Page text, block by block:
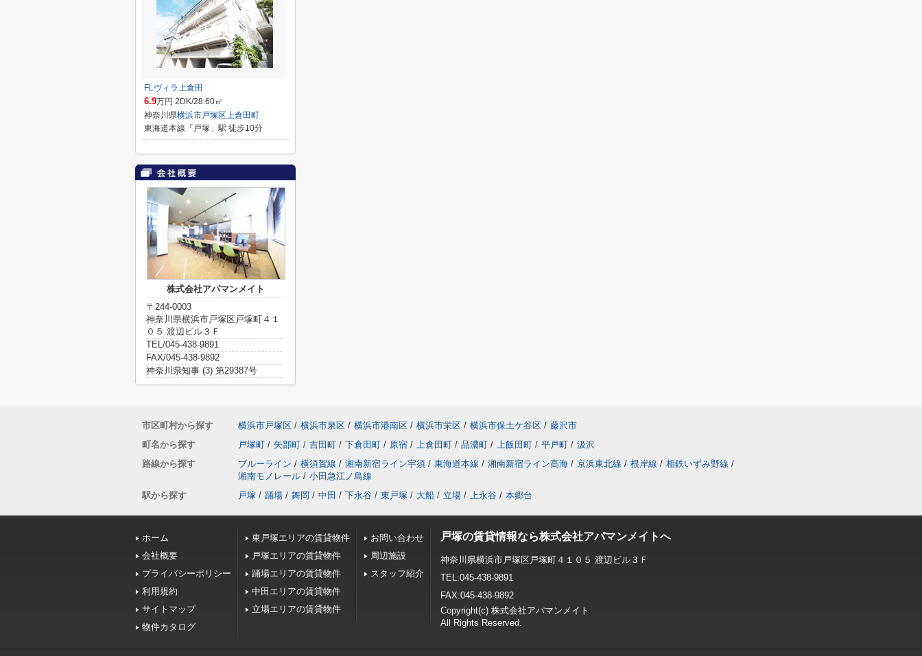
FLヴィラ上倉田
6.9万円 2DK/28.60㎡
神奈川県横浜市戸塚区上倉田町
東海道本線「戸塚」駅 徒歩10分
株式会社アパマンメイト
〒244-0003
神奈川県横浜市戸塚区戸塚町４１
０５ 渡辺ビル３Ｆ
TEL/045-438-9891
FAX/045-438-9892
神奈川県知事 (3) 第29387号
市区町村から探す 横浜市戸塚区 / 横浜市泉区 / 横浜市港南区 / 横浜市栄区 / 横浜市保土ケ谷区 / 藤沢市
町名から探す
戸塚町 / 矢部町 / 吉田町 / 下倉田町 / 原宿 / 上倉田町 / 品濃町 / 上飯田町 / 平戸町 / 汲沢
路線から探す
ブルーライン / 横須賀線 / 湘南新宿ライン宇須 / 東海道本線 / 湘南新宿ライン高海 / 京浜東北線 / 根岸線 / 相鉄いずみ野線 /
湘南モノレール / 小田急江ノ島線
駅から探す
戸塚 / 踊場 / 舞岡 / 中田 / 下永谷 / 東戸塚 / 大船 / 立場 / 上永谷 / 本郷台
ホーム
会社概要
プライバシーポリシー
利用規約
サイトマップ
物件カタログ
東戸塚エリアの賃貸物件
戸塚エリアの賃貸物件
踊場エリアの賃貸物件
中田エリアの賃貸物件
立場エリアの賃貸物件
お問い合わせ
周辺施設
スタッフ紹介
戸塚の賃貸情報なら株式会社アパマンメイトへ
神奈川県横浜市戸塚区戸塚町４１０５ 渡辺ビル３Ｆ
TEL:045-438-9891
FAX:045-438-9892
Copyright(c) 株式会社アパマンメイト
All Rights Reserved.